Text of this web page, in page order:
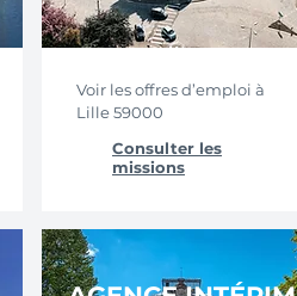
Voir les offres d’emploi à
Lille 59000
Consulter les
missions